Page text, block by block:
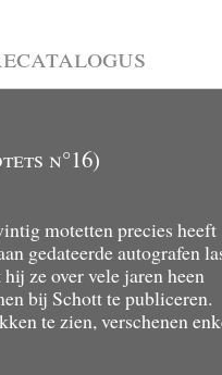
n°16)
motetten precies heeft
gedateerde autografen
ze over vele jaren heen
bij Schott te publiceren.
te zien, verschenen